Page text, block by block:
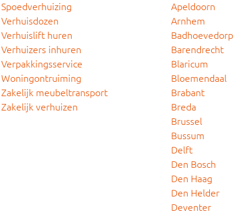
Spoedverhuizing
Verhuisdozen
Verhuislift huren
Verhuizers inhuren
Verpakkingsservice
Woningontruiming
Zakelijk meubeltransport
Zakelijk verhuizen
Apeldoorn
Arnhem
Badhoevedorp
Barendrecht
Blaricum
Bloemendaal
Brabant
Breda
Brussel
Bussum
Delft
Den Bosch
Den Haag
Den Helder
Deventer